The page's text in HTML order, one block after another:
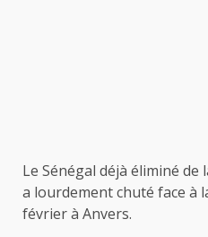
Le Sénégal déjà éliminé de
a lourdement chuté face à
février à Anvers.